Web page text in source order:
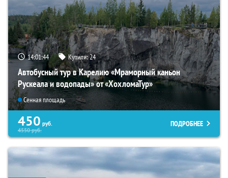
14:01:43 Купили:24
Автобусный тур в Карелию «Мраморный каньон
Рускеала и водопады» от «ХохломаТур»
Сенная площадь
450 руб.
4550руб.
ПОДРОБНЕЕ